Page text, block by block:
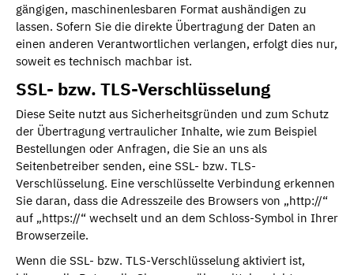
gängigen, maschinenlesbaren Format aushändigen zu
lassen. Sofern Sie die direkte Übertragung der Daten an
einen anderen Verantwortlichen verlangen, erfolgt dies nur,
soweit es technisch machbar ist.
SSL- bzw. TLS-Verschlüsselung
Diese Seite nutzt aus Sicherheitsgründen und zum Schutz
der Übertragung vertraulicher Inhalte, wie zum Beispiel
Bestellungen oder Anfragen, die Sie an uns als
Seitenbetreiber senden, eine SSL- bzw. TLS-
Verschlüsselung. Eine verschlüsselte Verbindung erkennen
Sie daran, dass die Adresszeile des Browsers von „http://“
auf „https://“ wechselt und an dem Schloss-Symbol in Ihrer
Browserzeile.
Wenn die SSL- bzw. TLS-Verschlüsselung aktiviert ist,